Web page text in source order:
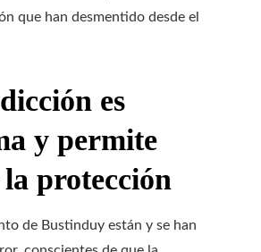
que han desmentido desde el
es
y permite
protección
de Bustinduy están y se han